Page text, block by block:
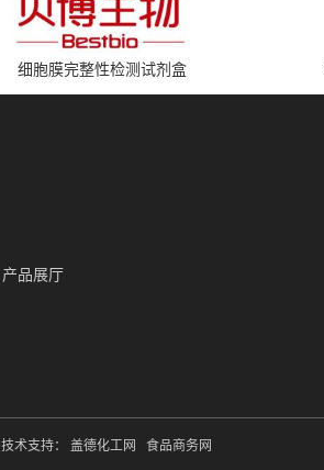
细胞膜完整性检测试剂盒
产品展厅
技术支持： 盖德化工网 食品商务网